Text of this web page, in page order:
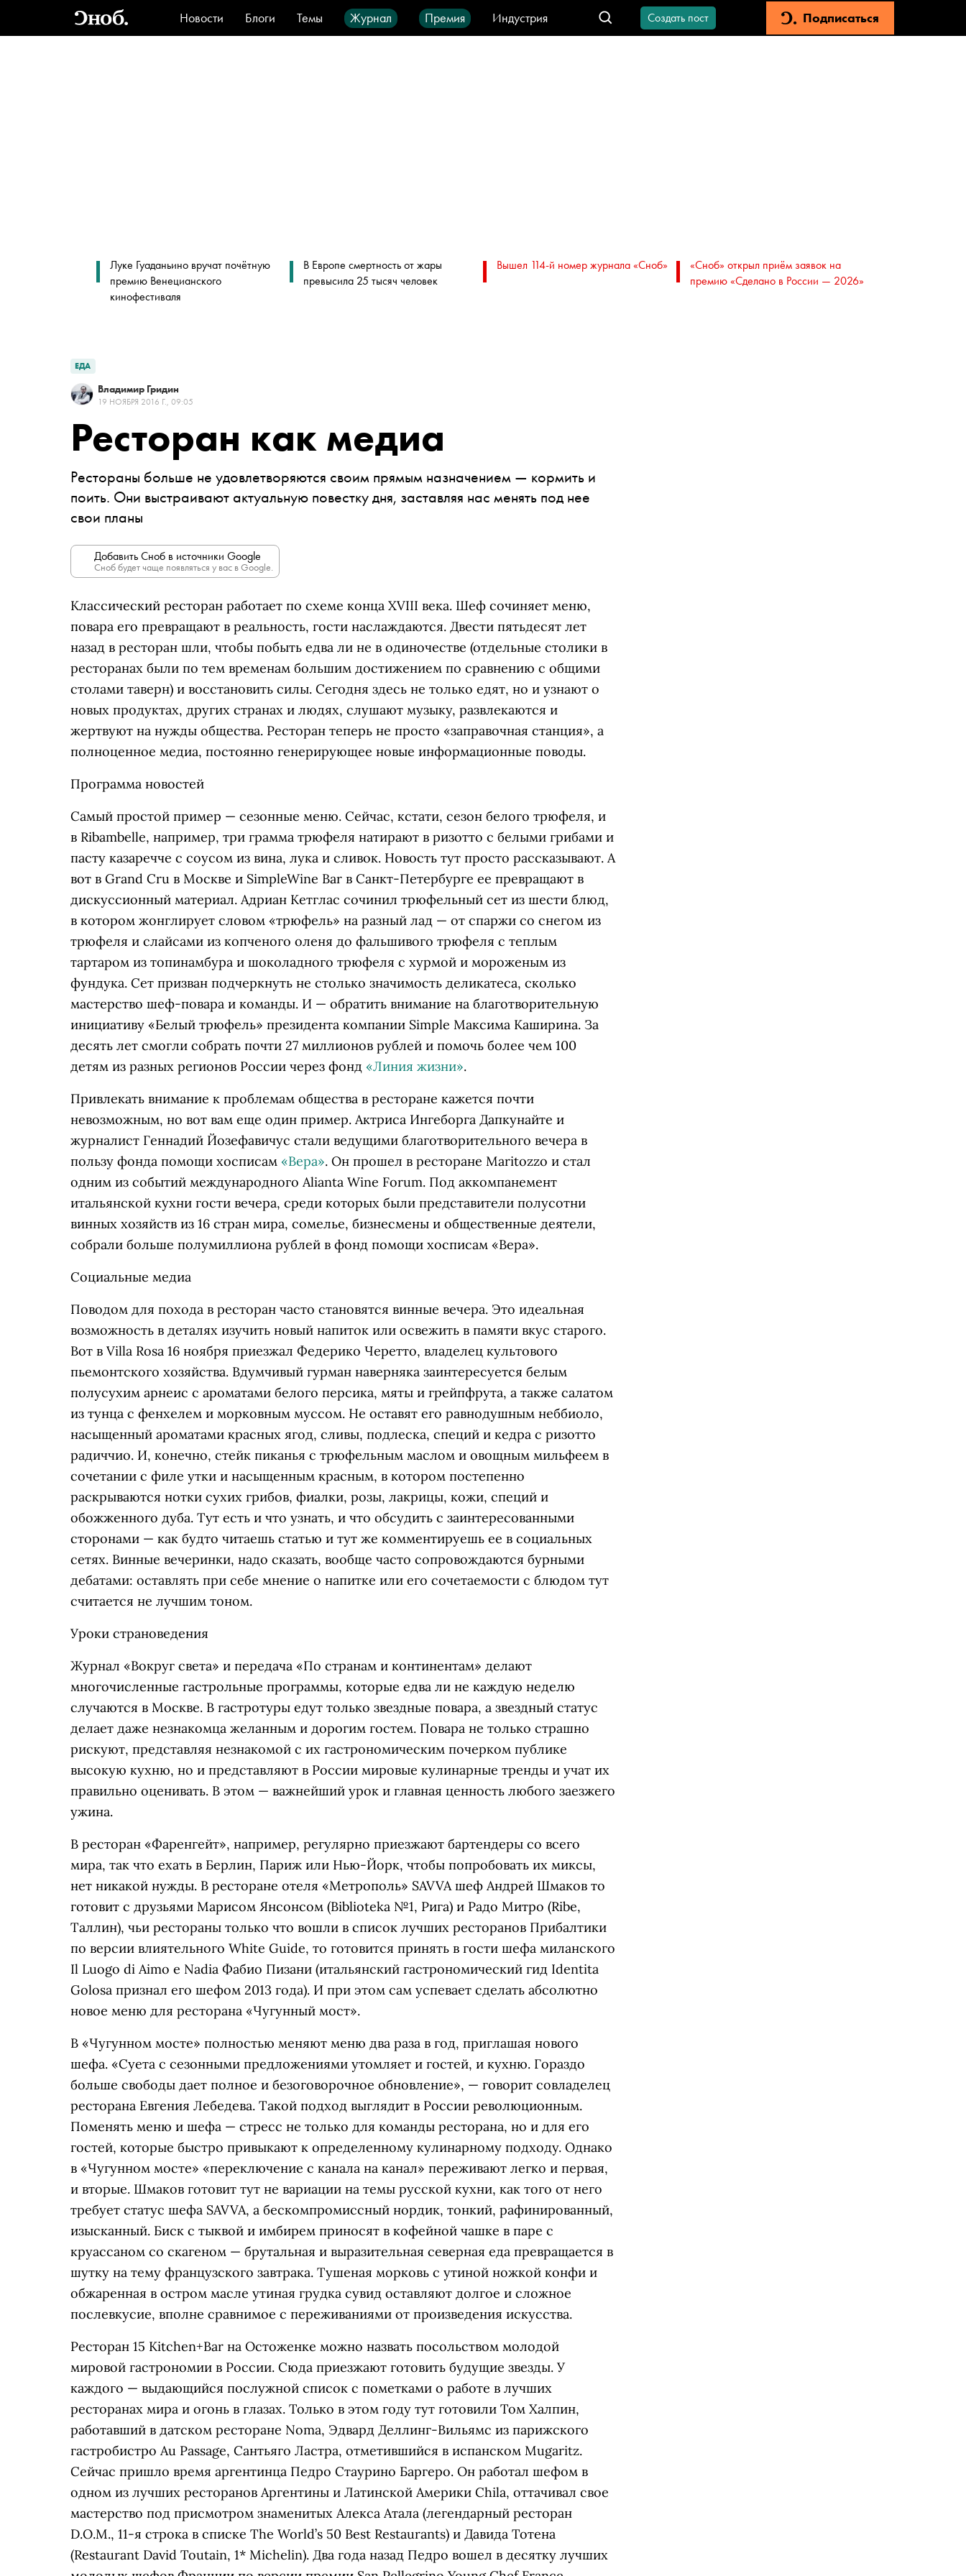
Новости Блоги Темы Журнал Премия
Индустрия
Стиль
Видео Город IT-продукты
Создать пост Подписаться
Луке Гуаданьино вручат почётную
премию Венецианского
кинофестиваля
В Европе смертность от жары
превысила 25 тысяч человек
Вышел 114-й номер журнала «Сноб»
«Сноб» открыл приём заявок на
премию «Сделано в России — 2026»
ЕДА
Владимир Гридин
19 НОЯБРЯ 2016 Г., 09:05
Ресторан как медиа
Рестораны больше не удовлетворяются своим прямым назначением — кормить и
поить. Они выстраивают актуальную повестку дня, заставляя нас менять под нее
свои планы
Добавить Сноб в источники Google
Сноб будет чаще появляться у вас в Google.
Классический ресторан работает по схеме конца XVIII века. Шеф сочиняет меню,
повара его превращают в реальность, гости наслаждаются. Двести пятьдесят лет
назад в ресторан шли, чтобы побыть едва ли не в одиночестве (отдельные столики в
ресторанах были по тем временам большим достижением по сравнению с общими
столами таверн) и восстановить силы. Сегодня здесь не только едят, но и узнают о
новых продуктах, других странах и людях, слушают музыку, развлекаются и
жертвуют на нужды общества. Ресторан теперь не просто «заправочная станция», а
полноценное медиа, постоянно генерирующее новые информационные поводы.
Программа новостей
Самый простой пример — сезонные меню. Сейчас, кстати, сезон белого трюфеля, и
в Ribambelle, например, три грамма трюфеля натирают в ризотто с белыми грибами и
пасту казаречче с соусом из вина, лука и сливок. Новость тут просто рассказывают. А
вот в Grand Cru в Москве и SimpleWine Bar в Санкт-Петербурге ее превращают в
дискуссионный материал. Адриан Кетглас сочинил трюфельный сет из шести блюд,
в котором жонглирует словом «трюфель» на разный лад — от спаржи со снегом из
трюфеля и слайсами из копченого оленя до фальшивого трюфеля с теплым
тартаром из топинамбура и шоколадного трюфеля с хурмой и мороженым из
фундука. Сет призван подчеркнуть не столько значимость деликатеса, сколько
мастерство шеф-повара и команды. И — обратить внимание на благотворительную
инициативу «Белый трюфель» президента компании Simple Максима Каширина. За
десять лет смогли собрать почти 27 миллионов рублей и помочь более чем 100
детям из разных регионов России через фонд «Линия жизни».
Привлекать внимание к проблемам общества в ресторане кажется почти
невозможным, но вот вам еще один пример. Актриса Ингеборга Дапкунайте и
журналист Геннадий Йозефавичус стали ведущими благотворительного вечера в
пользу фонда помощи хосписам «Вера». Он прошел в ресторане Maritozzo и стал
одним из событий международного Alianta Wine Forum. Под аккомпанемент
итальянской кухни гости вечера, среди которых были представители полусотни
винных хозяйств из 16 стран мира, сомелье, бизнесмены и общественные деятели,
собрали больше полумиллиона рублей в фонд помощи хосписам «Вера».
Социальные медиа
Поводом для похода в ресторан часто становятся винные вечера. Это идеальная
возможность в деталях изучить новый напиток или освежить в памяти вкус старого.
Вот в Villa Rosa 16 ноября приезжал Федерико Черетто, владелец культового
пьемонтского хозяйства. Вдумчивый гурман наверняка заинтересуется белым
полусухим арнеис с ароматами белого персика, мяты и грейпфрута, а также салатом
из тунца с фенхелем и морковным муссом. Не оставят его равнодушным неббиоло,
насыщенный ароматами красных ягод, сливы, подлеска, специй и кедра с ризотто
радиччио. И, конечно, стейк пиканья с трюфельным маслом и овощным мильфеем в
сочетании с филе утки и насыщенным красным, в котором постепенно
раскрываются нотки сухих грибов, фиалки, розы, лакрицы, кожи, специй и
обожженного дуба. Тут есть и что узнать, и что обсудить с заинтересованными
сторонами — как будто читаешь статью и тут же комментируешь ее в социальных
сетях. Винные вечеринки, надо сказать, вообще часто сопровождаются бурными
дебатами: оставлять при себе мнение о напитке или его сочетаемости с блюдом тут
считается не лучшим тоном.
Уроки страноведения
Журнал «Вокруг света» и передача «По странам и континентам» делают
многочисленные гастрольные программы, которые едва ли не каждую неделю
случаются в Москве. В гастротуры едут только звездные повара, а звездный статус
делает даже незнакомца желанным и дорогим гостем. Повара не только страшно
рискуют, представляя незнакомой с их гастрономическим почерком публике
высокую кухню, но и представляют в России мировые кулинарные тренды и учат их
правильно оценивать. В этом — важнейший урок и главная ценность любого заезжего
ужина.
В ресторан «Фаренгейт», например, регулярно приезжают бартендеры со всего
мира, так что ехать в Берлин, Париж или Нью-Йорк, чтобы попробовать их миксы,
нет никакой нужды. В ресторане отеля «Метрополь» SAVVA шеф Андрей Шмаков то
готовит с друзьями Марисом Янсонсом (Biblioteka №1, Рига) и Радо Митро (Ribe,
Таллин), чьи рестораны только что вошли в список лучших ресторанов Прибалтики
по версии влиятельного White Guide, то готовится принять в гости шефа миланского
Il Luogo di Aimo e Nadia Фабио Пизани (итальянский гастрономический гид Identita
Golosa признал его шефом 2013 года). И при этом сам успевает сделать абсолютно
новое меню для ресторана «Чугунный мост».
В «Чугунном мосте» полностью меняют меню два раза в год, приглашая нового
шефа. «Суета с сезонными предложениями утомляет и гостей, и кухню. Гораздо
больше свободы дает полное и безоговорочное обновление», — говорит совладелец
ресторана Евгения Лебедева. Такой подход выглядит в России революционным.
Поменять меню и шефа — стресс не только для команды ресторана, но и для его
гостей, которые быстро привыкают к определенному кулинарному подходу. Однако
в «Чугунном мосте» «переключение с канала на канал» переживают легко и первая,
и вторые. Шмаков готовит тут не вариации на темы русской кухни, как того от него
требует статус шефа SAVVA, а бескомпромиссный нордик, тонкий, рафинированный,
изысканный. Биск с тыквой и имбирем приносят в кофейной чашке в паре с
круассаном со скагеном — брутальная и выразительная северная еда превращается в
шутку на тему французского завтрака. Тушеная морковь с утиной ножкой конфи и
обжаренная в остром масле утиная грудка сувид оставляют долгое и сложное
послевкусие, вполне сравнимое с переживаниями от произведения искусства.
Ресторан 15 Kitchen+Bar на Остоженке можно назвать посольством молодой
мировой гастрономии в России. Сюда приезжают готовить будущие звезды. У
каждого — выдающийся послужной список с пометками о работе в лучших
ресторанах мира и огонь в глазах. Только в этом году тут готовили Том Халпин,
работавший в датском ресторане Noma, Эдвард Деллинг-Вильямс из парижского
гастробистро Au Passage, Сантьяго Ластра, отметившийся в испанском Mugaritz.
Сейчас пришло время аргентинца Педро Стаурино Баргеро. Он работал шефом в
одном из лучших ресторанов Аргентины и Латинской Америки Chila, оттачивал свое
мастерство под присмотром знаменитых Алекса Атала (легендарный ресторан
D.O.M., 11-я строка в списке The World’s 50 Best Restaurants) и Давида Тотена
(Restaurant David Toutain, 1* Michelin). Два года назад Педро вошел в десятку лучших